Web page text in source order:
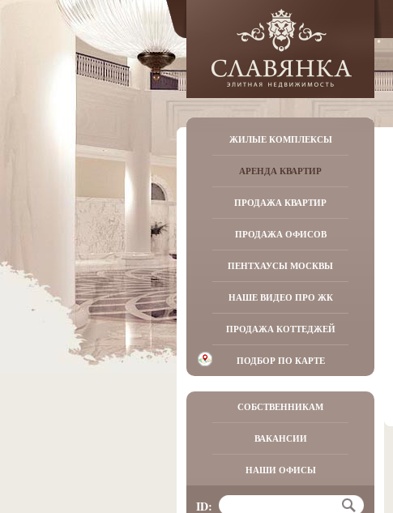
ЖИЛЫЕ КОМПЛЕКСЫ
АРЕНДА КВАРТИР
ПРОДАЖА КВАРТИР
ПРОДАЖА ОФИСОВ
ПЕНТХАУСЫ МОСКВЫ
НАШЕ ВИДЕО ПРО ЖК
ПРОДАЖА КОТТЕДЖЕЙ
ПОДБОР ПО КАРТЕ
СОБСТВЕННИКАМ
ВАКАНСИИ
НАШИ ОФИСЫ
ID: